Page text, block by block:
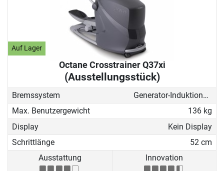
Auf Lager
Octane Crosstrainer Q37xi
(Ausstellungsstück)
Bremssystem
Generator-Induktionsbremse
Max. Benutzergewicht
136 kg
Display
Kein Display
Schrittlänge
52 cm
Ausstattung
Innovation